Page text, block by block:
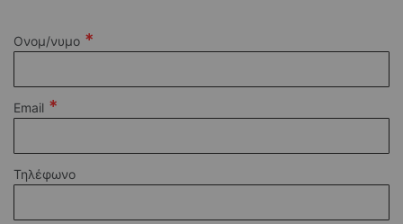
Ονομ/νυμο
Email
Τηλέφωνο